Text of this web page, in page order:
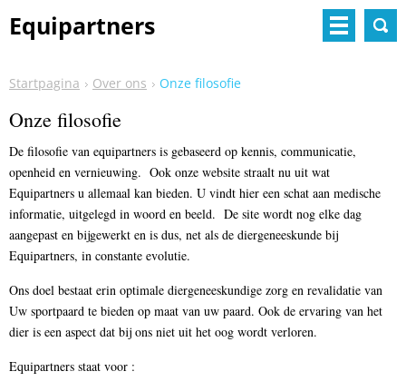
Equipartners
Startpagina Over ons Onze filosofie
Onze filosofie
De filosofie van equipartners is gebaseerd op kennis, communicatie,
openheid en vernieuwing. Ook onze website straalt nu uit wat
Equipartners u allemaal kan bieden. U vindt hier een schat aan medische
informatie, uitgelegd in woord en beeld. De site wordt nog elke dag
aangepast en bijgewerkt en is dus, net als de diergeneeskunde bij
Equipartners, in constante evolutie.
Ons doel bestaat erin optimale diergeneeskundige zorg en revalidatie van
Uw sportpaard te bieden op maat van uw paard. Ook de ervaring van het
dier is een aspect dat bij ons niet uit het oog wordt verloren.
Equipartners staat voor :